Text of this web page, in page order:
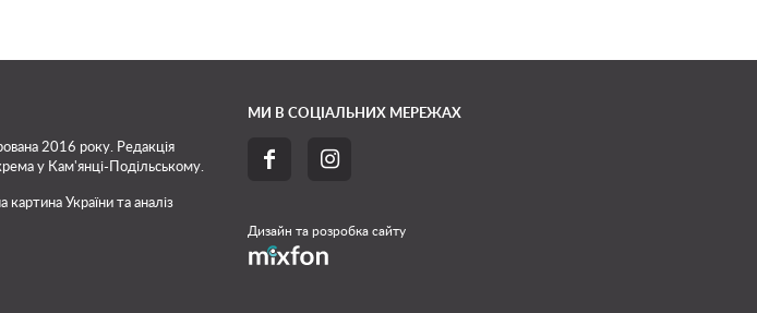
2016 року. Редакція
у Кам'янці-Подільському.
картина України та аналіз
МИ В СОЦІАЛЬНИХ МЕРЕЖАХ
 
Дизайн та розробка сайту